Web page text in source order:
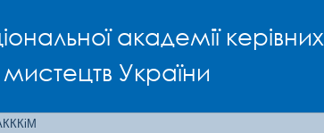
академії керівних
мистецтв України